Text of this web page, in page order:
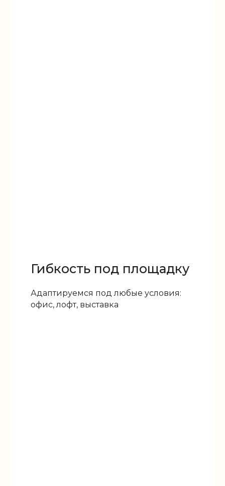
Гибкость под площадку
Адаптируемся под любые условия:
офис, лофт, выставка